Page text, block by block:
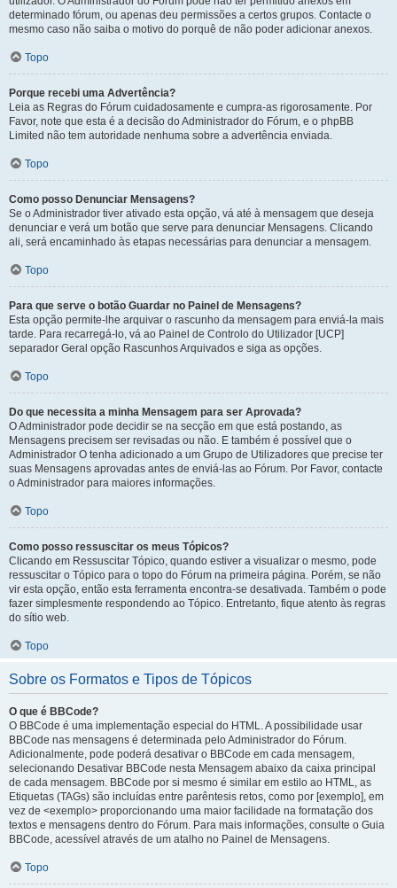
determinado fórum, ou apenas deu permissões a certos grupos. Contacte o
mesmo caso não saiba o motivo do porquê de não poder adicionar anexos.
Topo
Porque recebi uma Advertência?
Leia as Regras do Fórum cuidadosamente e cumpra-as rigorosamente. Por
Favor, note que esta é a decisão do Administrador do Fórum, e o phpBB
Limited não tem autoridade nenhuma sobre a advertência enviada.
Topo
Como posso Denunciar Mensagens?
Se o Administrador tiver ativado esta opção, vá até à mensagem que deseja
denunciar e verá um botão que serve para denunciar Mensagens. Clicando
ali, será encaminhado às etapas necessárias para denunciar a mensagem.
Topo
Para que serve o botão Guardar no Painel de Mensagens?
Esta opção permite-lhe arquivar o rascunho da mensagem para enviá-la mais
tarde. Para recarregá-lo, vá ao Painel de Controlo do Utilizador [UCP]
separador Geral opção Rascunhos Arquivados e siga as opções.
Topo
Do que necessita a minha Mensagem para ser Aprovada?
O Administrador pode decidir se na secção em que está postando, as
Mensagens precisem ser revisadas ou não. E também é possível que o
Administrador O tenha adicionado a um Grupo de Utilizadores que precise ter
suas Mensagens aprovadas antes de enviá-las ao Fórum. Por Favor, contacte
o Administrador para maiores informações.
Topo
Como posso ressuscitar os meus Tópicos?
Clicando em Ressuscitar Tópico, quando estiver a visualizar o mesmo, pode
ressuscitar o Tópico para o topo do Fórum na primeira página. Porém, se não
vir esta opção, então esta ferramenta encontra-se desativada. Também o pode
fazer simplesmente respondendo ao Tópico. Entretanto, fique atento às regras
do sítio web.
Topo
Sobre os Formatos e Tipos de Tópicos
O que é BBCode?
O BBCode é uma implementação especial do HTML. A possibilidade usar
BBCode nas mensagens é determinada pelo Administrador do Fórum.
Adicionalmente, pode poderá desativar o BBCode em cada mensagem,
selecionando Desativar BBCode nesta Mensagem abaixo da caixa principal
de cada mensagem. BBCode por si mesmo é similar em estilo ao HTML, as
Etiquetas (TAGs) são incluídas entre parêntesis retos, como por [exemplo], em
vez de <exemplo> proporcionando uma maior facilidade na formatação dos
textos e mensagens dentro do Fórum. Para mais informações, consulte o Guia
BBCode, acessível através de um atalho no Painel de Mensagens.
Topo